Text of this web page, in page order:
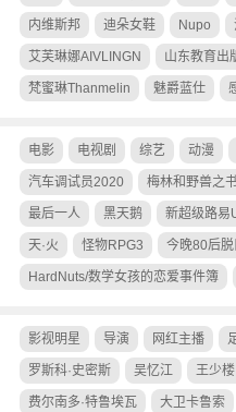
内维斯邦 迪朵女鞋 Nupo
艾芙琳娜AIVLINGN 山东教育出
梵蜜琳Thanmelin 魅爵蓝仕
电影 电视剧 综艺 动漫
汽车调试员2020 梅林和野兽之
最后一人 黑天鹅 新超级路易
天·火 怪物RPG3 今晚80后脱
HardNuts/数学女孩的恋爱事件簿
影视明星 导演 网红主播
罗斯科·史密斯 吴忆江 王少楼
费尔南多·特鲁埃瓦 大卫卡鲁索